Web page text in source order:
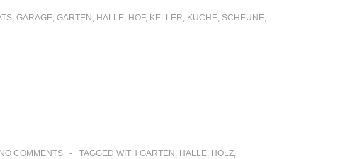
, GARAGE, GARTEN , HALLE, HOF, KELLER, KÜCHE, SCHEUNE,
NO COMMENTS TAGGED WITH GARTEN , HALLE, HOLZ,